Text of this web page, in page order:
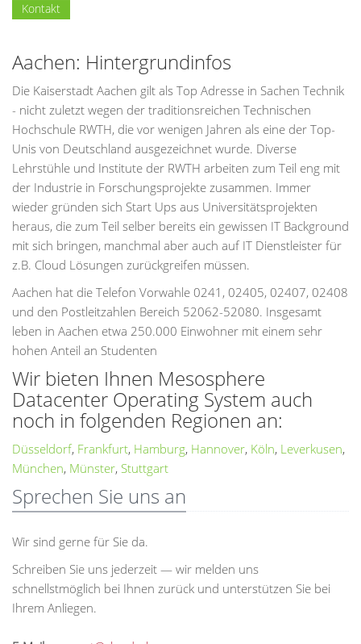
Kontakt
Aachen: Hintergrundinfos
Die Kaiserstadt Aachen gilt als Top Adresse in Sachen Technik
- nicht zuletzt wegen der traditionsreichen Technischen
Hochschule RWTH, die vor wenigen Jahren als eine der Top-
Unis von Deutschland ausgezeichnet wurde. Diverse
Lehrstühle und Institute der RWTH arbeiten zum Teil eng mit
der Industrie in Forschungsprojekte zusammen. Immer
wieder gründen sich Start Ups aus Universitätsprojekten
heraus, die zum Teil selber bereits ein gewissen IT Background
mit sich bringen, manchmal aber auch auf IT Dienstleister für
z.B. Cloud Lösungen zurückgreifen müssen.
Aachen hat die Telefon Vorwahle 0241, 02405, 02407, 02408
und den Postleitzahlen Bereich 52062-52080. Insgesamt
leben in Aachen etwa 250.000 Einwohner mit einem sehr
hohen Anteil an Studenten
Wir bieten Ihnen Mesosphere
Datacenter Operating System auch
noch in folgenden Regionen an:
Düsseldorf, Frankfurt, Hamburg, Hannover, Köln, Leverkusen,
München, Münster, Stuttgart
Sprechen Sie uns an
Wir sind gerne für Sie da.
Schreiben Sie uns jederzeit — wir melden uns
schnellstmöglich bei Ihnen zurück und unterstützen Sie bei
Ihrem Anliegen.